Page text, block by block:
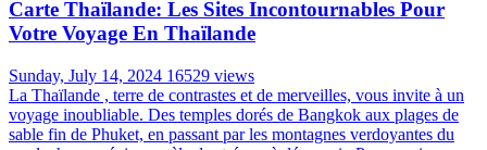
Carte Thaïlande: Les Sites Incontournables Pour
Votre Voyage En Thaïlande
Sunday, July 14, 2024 16529 views
La Thaïlande , terre de contrastes et de merveilles, vous invite à un
voyage inoubliable. Des temples dorés de Bangkok aux plages de
sable fin de Phuket, en passant par les montagnes verdoyantes du